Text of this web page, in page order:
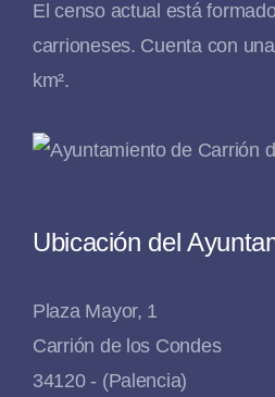
El censo actual está
carrioneses. Cuenta con
km².
Ubicación del
Plaza Mayor, 1
Carrión de los Condes
34120 - (Palencia)